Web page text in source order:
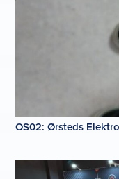
OS02: Ørsteds